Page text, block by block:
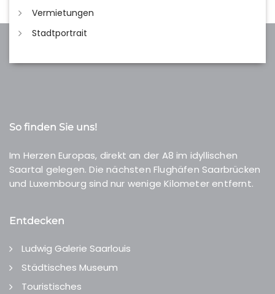
Vermietungen
Stadtportrait
So finden Sie uns!
Im Herzen Europas, direkt an der A8 im idyllischen
Saartal gelegen. Die nächsten Flughäfen Saarbrücken
und Luxembourg sind nur wenige Kilometer entfernt.
Entdecken
Ludwig Galerie Saarlouis
Städtisches Museum
Touristisches